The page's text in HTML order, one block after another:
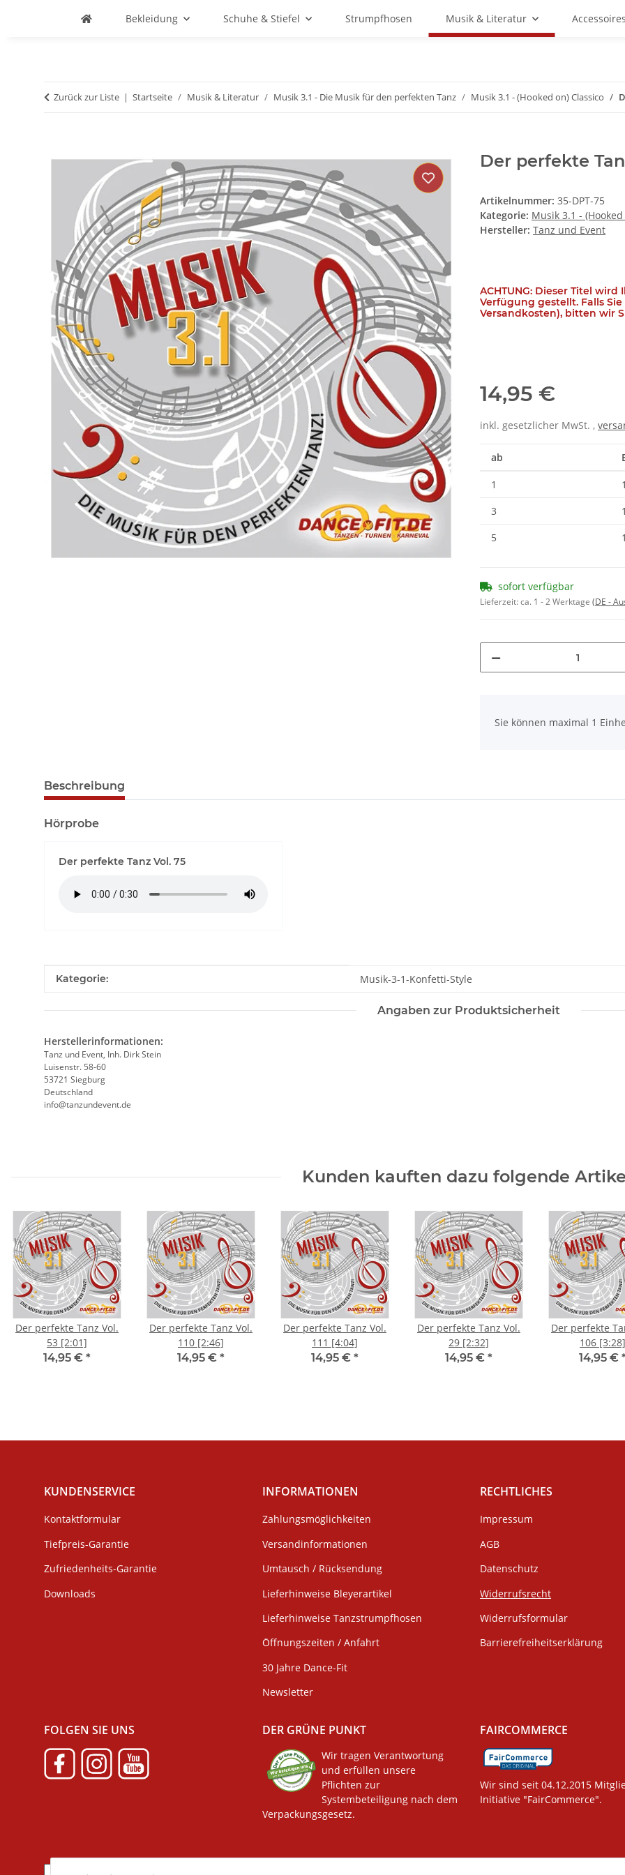
Bekleidung Schuhe & Stiefel Strumpfhosen Musik & Literatur
Zurück zur Liste Startseite Musik & Literatur Musik 3.1 - Die Musik für den perfekten Tanz Musik 3.1 - (Hooked on) Classico
Der perfekte
Artikelnummer: 35-DPT-75
Kategorie: Musik 3.1 -
Hersteller: Tanz und Event
ACHTUNG: Dieser Titel
Verfügung gestellt. Falls
Versandkosten), bitten wir
14,95 €
inkl. gesetzlicher MwSt. ,
ab
1
3
5
sofort verfügbar
Lieferzeit:ca. 1 - 2 Werktage (DE -
Sie können maximal 1
Beschreibung
Hörprobe
Der perfekte Tanz Vol. 75
Produkteigenschaft
Wert
Kategorie: Musik-3-1-Konfetti-Style
Angaben zur Produktsicherheit
Herstellerinformationen:
Tanz und Event, Inh. Dirk Stein
Luisenstr. 58-60
53721 Siegburg
Deutschland
info@tanzundevent.de
Kunden kauften dazu folgende
Der perfekte Tanz Vol.
53 [2:01]
14,95 € *
Der perfekte Tanz Vol.
110 [2:46]
14,95 € *
Der perfekte Tanz Vol.
111 [4:04]
14,95 € *
Der perfekte Tanz Vol.
29 [2:32]
14,95 € *
Der perfekte
106 [3:28]
14,95 €
KUNDENSERVICE
Kontaktformular
Tiefpreis-Garantie
Zufriedenheits-Garantie
Downloads
INFORMATIONEN
Zahlungsmöglichkeiten
Versandinformationen
Umtausch / Rücksendung
Lieferhinweise Bleyerartikel
Lieferhinweise Tanzstrumpfhosen
Öffnungszeiten / Anfahrt
30 Jahre Dance-Fit
Newsletter
RECHTLICHES
Impressum
AGB
Datenschutz
Widerrufsrecht
Widerrufsformular
Barrierefreiheitserklärung
FOLGEN SIE UNS DER GRÜNE PUNKT
Wir tragen Verantwortung
und erfüllen unsere
Pflichten zur
Systembeteiligung nach dem
Verpackungsgesetz.
FAIRCOMMERCE
Wir sind seit 04.12.2015
Initiative "FairCommerce".